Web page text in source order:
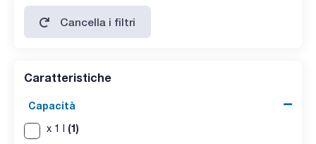
density (20º/20º): 0,898 - 0,902
acidity : passes test
residue on evaporation: max. 0,001 %
water (K.F.): max. 0,05 %
Cancella i filtri
Caratteristiche
Capacità
x 1 l (1)